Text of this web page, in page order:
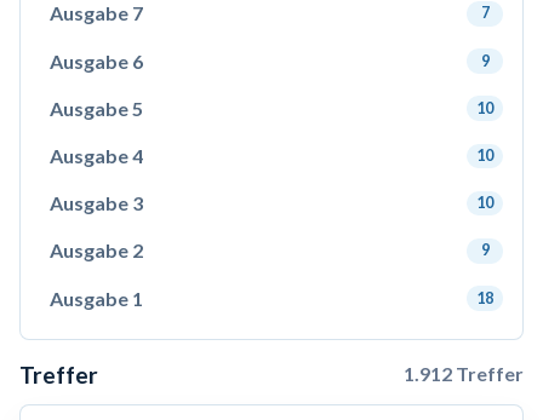
Ausgabe 7 7
Ausgabe 6 9
Ausgabe 5 10
Ausgabe 4 10
Ausgabe 3 10
Ausgabe 2 9
Ausgabe 1 18
Treffer 1.912 Treffer